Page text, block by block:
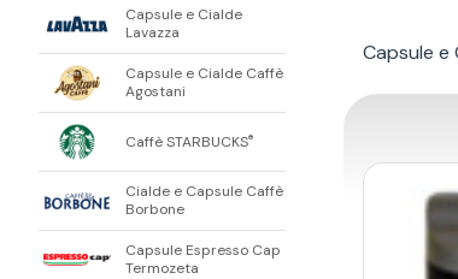
Capsule e Cialde
Lavazza
Capsule e Cialde Caffè
Agostani
Caffè STARBUCKS®
Cialde e Capsule Caffè
Borbone
Capsule Espresso Cap
Termozeta
Capsule e